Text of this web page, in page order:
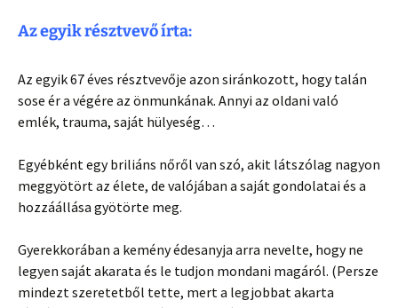
Az egyik résztvevő írta:
Az egyik 67 éves résztvevője azon siránkozott, hogy talán
sose ér a végére az önmunkának. Annyi az oldani való
emlék, trauma, saját hülyeség…
Egyébként egy briliáns nőről van szó, akit látszólag nagyon
meggyötört az élete, de valójában a saját gondolatai és a
hozzáállása gyötörte meg.
Gyerekkorában a kemény édesanyja arra nevelte, hogy ne
legyen saját akarata és le tudjon mondani magáról. (Persze
mindezt szeretetből tette, mert a legjobbat akarta